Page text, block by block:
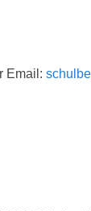
Email: